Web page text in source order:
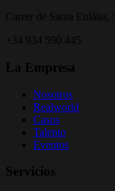
Carrer de Santa Eulàlia,
+34 934 590 445
La Empresa
Nosotros
Realworld
Casos
Talento
Eventos
Servicios